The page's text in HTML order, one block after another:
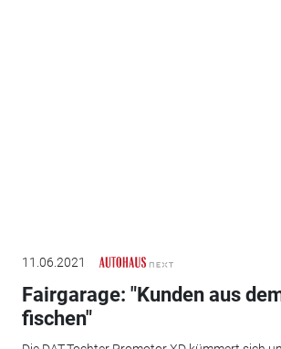
11.06.2021
Fairgarage: "Kunden aus
fischen"